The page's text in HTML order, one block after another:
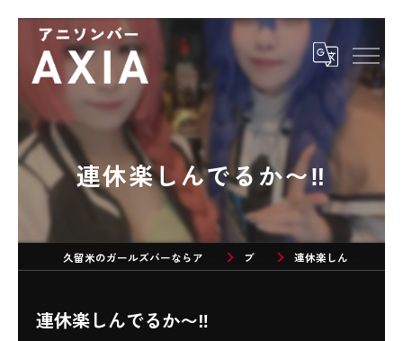
連休楽しんでるか〜‼️
ブログ 連休楽しんでるか〜‼️
連休楽しんでるか〜‼️